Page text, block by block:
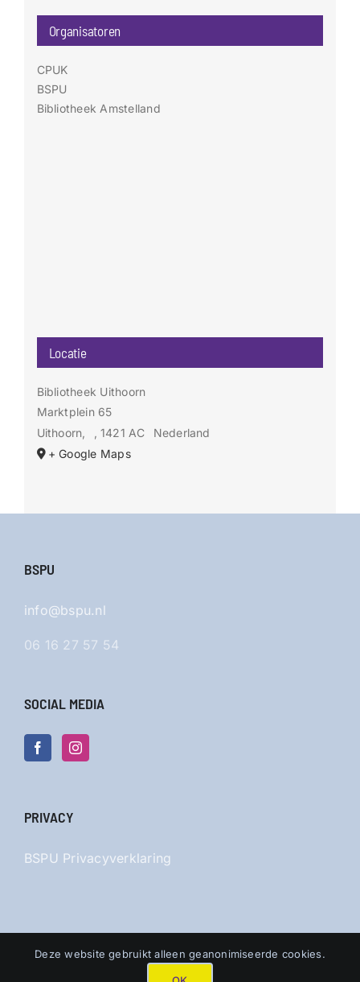
Organisatoren
CPUK
BSPU
Bibliotheek Amstelland
Locatie
Bibliotheek Uithoorn
Marktplein 65
Uithoorn
, 1421 AC
Nederland
+ Google Maps
BSPU
info@bspu.nl
06 16 27 57 54
SOCIAL MEDIA
PRIVACY
BSPU Privacyverklaring
Deze website gebruikt alleen geanonimiseerde cookies.